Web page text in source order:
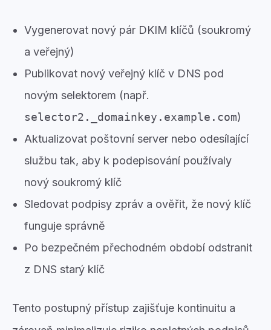
Vygenerovat nový pár DKIM klíčů (soukromý
a veřejný)
Publikovat nový veřejný klíč v DNS pod
novým selektorem (např.
selector2._domainkey.example.com)
Aktualizovat poštovní server nebo odesílající
službu tak, aby k podepisování používaly
nový soukromý klíč
Sledovat podpisy zpráv a ověřit, že nový klíč
funguje správně
Po bezpečném přechodném období odstranit
z DNS starý klíč
Tento postupný přístup zajišťuje kontinuitu a